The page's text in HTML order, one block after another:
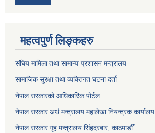
महत्वपुर्ण लिङ्कहरु
संघिय मामिला तथा सामान्य प्रशासन मन्त्रालय
सामाजिक सुरक्षा तथा व्यक्तिगत घटना दर्ता
नेपाल सरकारको आधिकारिक पोर्टल
नेपाल सरकार अर्थ मन्त्रालय महालेखा नियन्त्रक कार्यालय
नेपाल सरकार गृह मन्त्रालय सिंहदरबार, काठमाडौँ